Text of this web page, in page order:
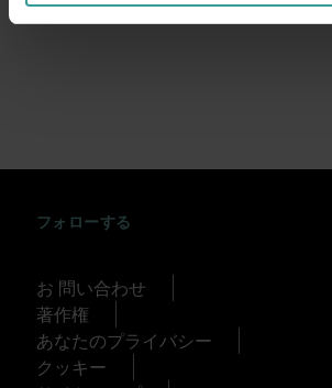
フォローする
お 問い合わせ
著作権
あなたのプライバシー
クッキー